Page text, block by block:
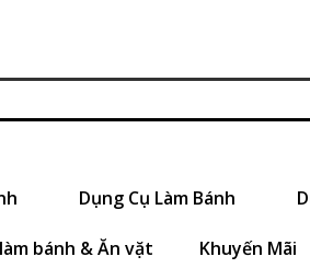
Dụng Cụ Làm Bánh
bánh & Ăn vặt Khuyến Mãi